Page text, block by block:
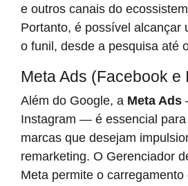
e outros canais do
Portanto, é possível alcançar
o funil, desde a pesquisa até
Meta Ads (Facebook e
Além do Google, a Meta Ads
Instagram — é essencial
marcas que desejam
remarketing. O Gerenciador
Meta permite o